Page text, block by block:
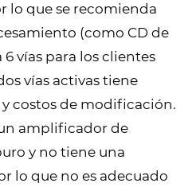
lo que se recomienda
(como CD de
6 vías para los clientes
vías activas tiene
costos de modificación.
amplificador de
y no tiene una
lo que no es adecuado